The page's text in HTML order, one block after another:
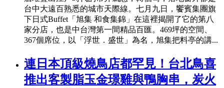
台中大遠百熟悉的城市天際線。七月九日，饗賓集團旗
下日式Buffet「旭集 和食集錦」在這裡揭開了它的第八
家分店，也是中台灣第一間精品百匯。469坪的空間、
367個席位，以「浮世．盛世」為名，旭集把料亭的講...
連日本頂級燒鳥店都罕見！台北鳥喜
推出客製脂玉金璟雞與鴨胸串，炭火